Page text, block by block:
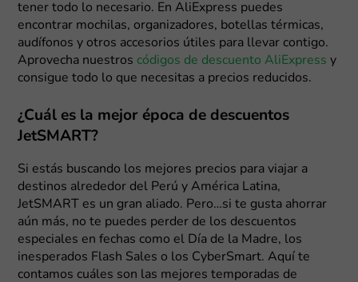
tener todo lo necesario. En AliExpress puedes
encontrar mochilas, organizadores, botellas térmicas,
audífonos y otros accesorios útiles para llevar contigo.
Aprovecha nuestros códigos de descuento AliExpress y
consigue todo lo que necesitas a precios reducidos.
¿Cuál es la mejor época de descuentos
JetSMART?
Si estás buscando los mejores precios para viajar a
destinos alrededor del Perú y América Latina,
JetSMART es un gran aliado. Pero…si te gusta ahorrar
aún más, no te puedes perder de los descuentos
especiales en fechas como el Día de la Madre, los
inesperados Flash Sales o los CyberSmart. Aquí te
contamos cuáles son las mejores temporadas de